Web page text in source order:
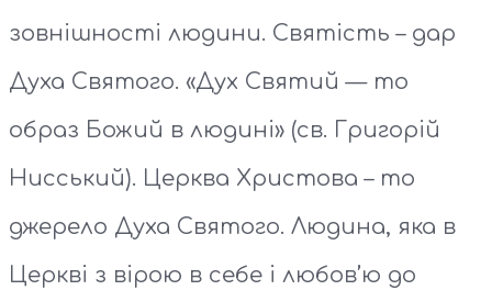
зовнішності людини. Святість – дар
Духа Святого. «Дух Святий — то
образ Божий в людині» (св. Григорій
Нисський). Церква Христова – то
джерело Духа Святого. Людина, яка в
Церкві з вірою в себе і любов’ю до